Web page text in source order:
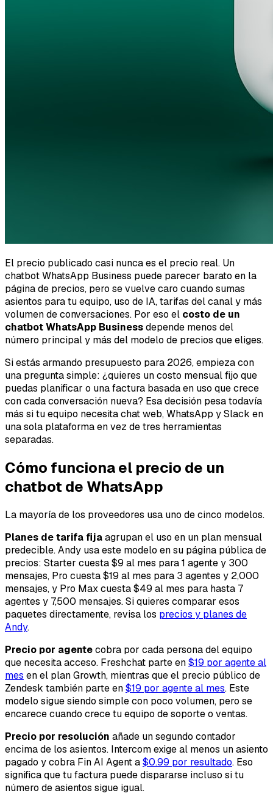
El precio publicado casi nunca es el precio real. Un
chatbot WhatsApp Business puede parecer barato en la
página de precios, pero se vuelve caro cuando sumas
asientos para tu equipo, uso de IA, tarifas del canal y más
volumen de conversaciones. Por eso el costo de un
chatbot WhatsApp Businessdepende menos del
número principal y más del modelo de precios que eliges.
Si estás armando presupuesto para 2026, empieza con
una pregunta simple: ¿quieres un costo mensual fijo que
puedas planificar o una factura basada en uso que crece
con cada conversación nueva? Esa decisión pesa todavía
más si tu equipo necesita chat web, WhatsApp y Slack en
una sola plataforma en vez de tres herramientas
separadas.
Cómo funciona el precio de un
chatbot de WhatsApp
La mayoría de los proveedores usa uno de cinco modelos.
Planes de tarifa fijaagrupan el uso en un plan mensual
predecible. Andy usa este modelo en su página pública de
precios: Starter cuesta $9 al mes para 1 agente y 300
mensajes, Pro cuesta $19 al mes para 3 agentes y 2,000
mensajes, y Pro Max cuesta $49 al mes para hasta 7
agentes y 7,500 mensajes. Si quieres comparar esos
paquetes directamente, revisa los precios y planes de
Andy.
Precio por agentecobra por cada persona del equipo
que necesita acceso. Freshchat parte en$19 por agente al
mes en el plan Growth, mientras que el precio público de
Zendesk también parte en$19 por agente al mes. Este
modelo sigue siendo simple con poco volumen, pero se
encarece cuando crece tu equipo de soporte o ventas.
Precio por resolución añade un segundo contador
encima de los asientos. Intercom exige al menos un asiento
pagado y cobra Fin AI Agent a$0.99 por resultado. Eso
significa que tu factura puede dispararse incluso si tu
número de asientos sigue igual.